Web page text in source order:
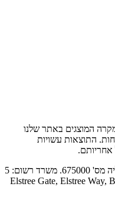
המוצגים באתר שלנו
התוצאות עשויות
אחריותם.
Covercy Europe Limited. רשומה באנגליה מס' 675000. משרד רשום: 5
Elstree Gate, Elstree Way,